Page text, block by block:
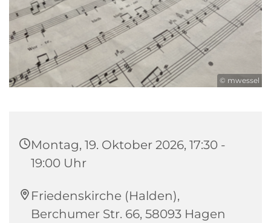
© mwessel
Montag, 19. Oktober 2026, 17:30 -
19:00 Uhr
Friedenskirche (Halden),
Berchumer Str. 66, 58093 Hagen